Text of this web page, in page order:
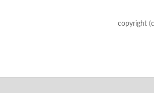
copyright